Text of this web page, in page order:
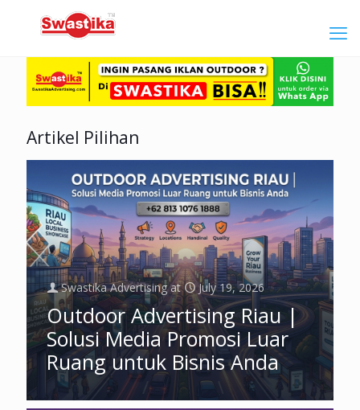
Artikel Pilihan
Swastika Advertising at July 19, 2026
Outdoor Advertising Riau |
Solusi Media Promosi Luar
Ruang untuk Bisnis Anda